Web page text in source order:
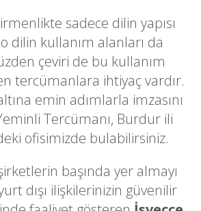
sadece dilin yapısı
dilin kullanım alanları da
çeviri de bu kullanım
tercümanlara ihtiyaç vardır.
emin adımlarla imzasını
Tercümanı, Burdur ili
ofisimizde bulabilirsiniz.
başında yer almayı
dışı ilişkilerinizin güvenilir